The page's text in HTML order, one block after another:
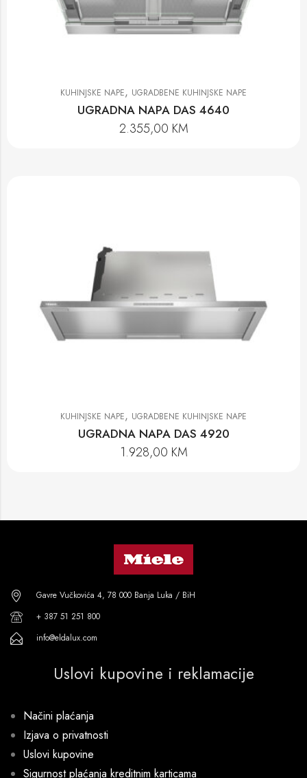
KUHINJSKE NAPE, UGRADBENE KUHINJSKE NAPE
UGRADNA NAPA DAS 4640
2.355,00 KM
KUHINJSKE NAPE, UGRADBENE KUHINJSKE NAPE
UGRADNA NAPA DAS 4920
1.928,00 KM
Gavre Vučkovića 4, 78 000 Banja Luka / BiH
+ 387 51 251 800
info@eldalux.com
Uslovi kupovine i reklamacije
Načini plaćanja
Izjava o privatnosti
Uslovi kupovine
Sigurnost plaćanja kreditnim karticama